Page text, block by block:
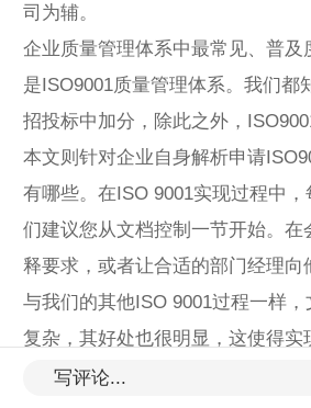
司为辅。
企业质量管理体系中最常见、普及
是ISO9001质量管理体系。我们都
招投标中加分，除此之外，
本文则针对企业自身解析申请
有哪些。在ISO 9001实现过程中
们建议您从文档控制一节开始。在
释要求，或者让合适的部门经理向
与我们的其他ISO 9001过程一样
复杂，其好处也很明显，这使得实
体验。正式启动ISO9001：2015
写评论...